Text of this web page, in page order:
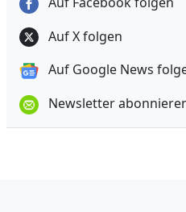
Auf X folgen
Auf Google News
Newsletter